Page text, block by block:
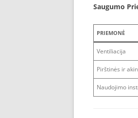
Saugumo
PRIEMONĖ
Ventiliacija
Pirštinės ir
Naudojimo